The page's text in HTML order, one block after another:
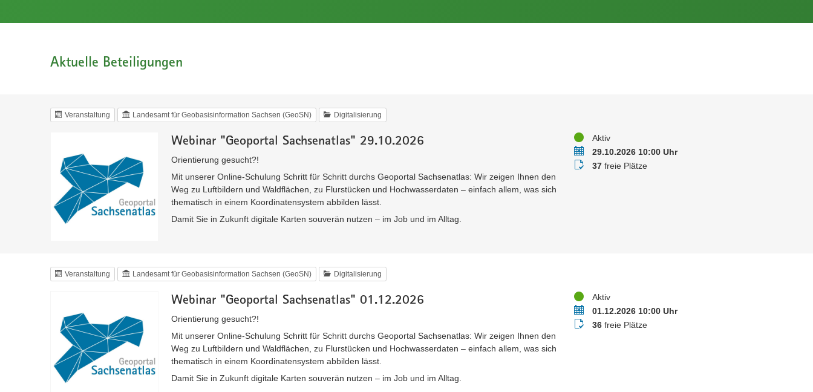
Aktuelle Beteiligungen
Veranstaltung Landesamt für Geobasisinformation Sachsen (GeoSN) Digitalisierung
Webinar "Geoportal Sachsenatlas" 29.10.2026
Orientierung gesucht?!
Mit unserer Online-Schulung Schritt für Schritt durchs Geoportal Sachsenatlas: Wir zeigen Ihnen den
Weg zu Luftbildern und Waldflächen, zu Flurstücken und Hochwasserdaten – einfach allem, was sich
thematisch in einem Koordinatensystem abbilden lässt.
Damit Sie in Zukunft digitale Karten souverän nutzen – im Job und im Alltag.
StatusAktiv
Termin29.10.2026 10:00 Uhr
Buchungsstatus
37 freie Plätze
Veranstaltung Landesamt für Geobasisinformation Sachsen (GeoSN) Digitalisierung
Webinar "Geoportal Sachsenatlas" 01.12.2026
Orientierung gesucht?!
Mit unserer Online-Schulung Schritt für Schritt durchs Geoportal Sachsenatlas: Wir zeigen Ihnen den
Weg zu Luftbildern und Waldflächen, zu Flurstücken und Hochwasserdaten – einfach allem, was sich
thematisch in einem Koordinatensystem abbilden lässt.
Damit Sie in Zukunft digitale Karten souverän nutzen – im Job und im Alltag.
StatusAktiv
Termin01.12.2026 10:00 Uhr
Buchungsstatus
36 freie Plätze